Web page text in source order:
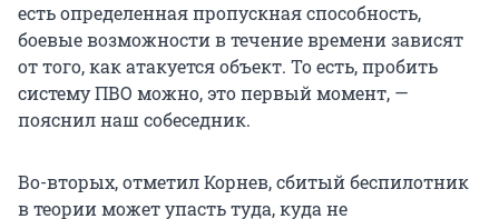
есть определенная пропускная способность,
боевые возможности в течение времени зависят
от того, как атакуется объект. То есть, пробить
систему ПВО можно, это первый момент, —
пояснил наш собеседник.
Во-вторых, отметил Корнев, сбитый беспилотник
в теории может упасть туда, куда не